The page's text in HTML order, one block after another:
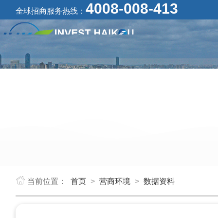
全球招商服务热线： 4008-008-413
当前位置： 首页 > 营商环境 > 数据资料